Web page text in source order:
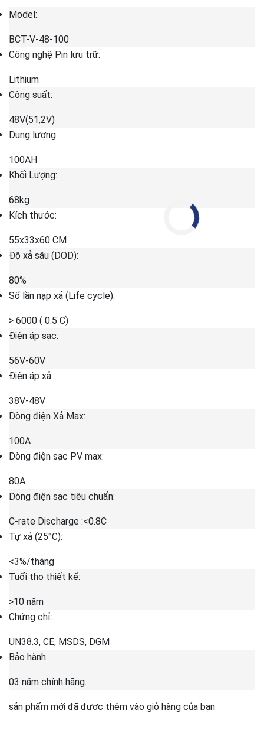
Model:
BCT-V-48-100
Công nghệ Pin lưu trữ:
Lithium
Công suất:
48V(51,2V)
Dung lượng:
100AH
Khối Lượng:
68kg
Kích thước:
55x33x60 CM
Độ xả sâu (DOD):
80%
Số lần nạp xả (Life cycle):
> 6000 ( 0.5 C)
Điện áp sạc:
56V-60V
Điện áp xả:
38V-48V
Dòng điện Xả Max:
100A
Dòng điện sạc PV max:
80A
Dòng điện sạc tiêu chuẩn:
C-rate Discharge :<0.8C
Tự xả (25°C):
<3%/tháng
Tuổi thọ thiết kế:
>10 năm
Chứng chỉ:
UN38.3, CE, MSDS, DGM
Bảo hành
03 năm chính hãng.
sản phẩm mới đã được thêm vào giỏ hàng của bạn